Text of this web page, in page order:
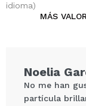
idioma)
MÁS
Noelia
No me han
partícula